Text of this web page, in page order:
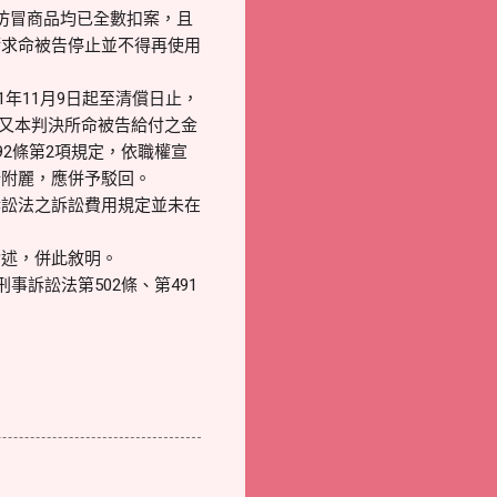
商品均已全數扣案，且
命被告停止並不得再使用
11月9日起至清償日止，
本判決所命被告給付之金
條第2項規定，依職權宣
麗，應併予駁回。
法之訴訟費用規定並未在
，併此敘明。
訴訟法第502條、第491